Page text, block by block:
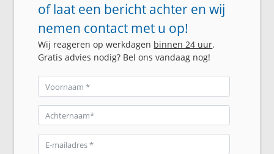
of laat een bericht achter en wij
nemen contact met u op!
Wij reageren op werkdagen binnen 24 uur.
Gratis advies nodig? Bel ons vandaag nog!